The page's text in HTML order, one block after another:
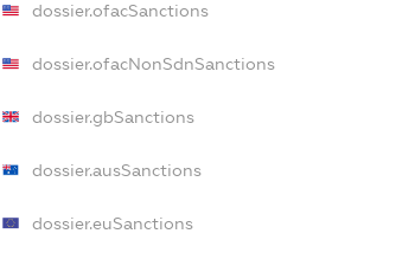
dossier.ofacSanctions
dossier.ofacNonSdnSanctions
dossier.gbSanctions
dossier.ausSanctions
dossier.euSanctions